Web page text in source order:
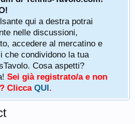
qui a destra potrai
nelle discussioni,
accedere al mercatino e
che condividono la tua
Cosa aspetti?
Sei già registrato/a e non
Clicca QUI.